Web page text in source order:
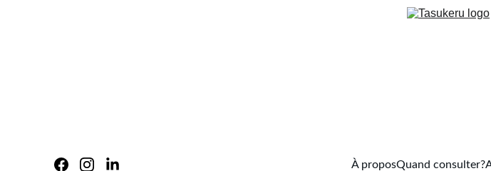
À proposQuand consulter?